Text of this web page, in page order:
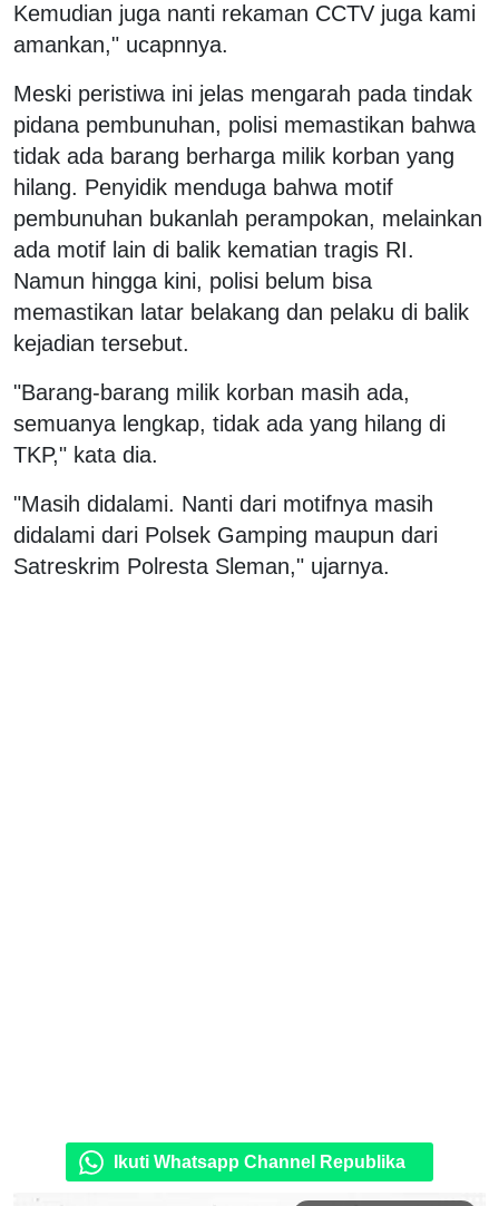
Kemudian juga nanti rekaman CCTV juga kami
amankan," ucapnnya.
Meski peristiwa ini jelas mengarah pada tindak
pidana pembunuhan, polisi memastikan bahwa
tidak ada barang berharga milik korban yang
hilang. Penyidik menduga bahwa motif
pembunuhan bukanlah perampokan, melainkan
ada motif lain di balik kematian tragis RI.
Namun hingga kini, polisi belum bisa
memastikan latar belakang dan pelaku di balik
kejadian tersebut.
"Barang-barang milik korban masih ada,
semuanya lengkap, tidak ada yang hilang di
TKP," kata dia.
"Masih didalami. Nanti dari motifnya masih
didalami dari Polsek Gamping maupun dari
Satreskrim Polresta Sleman," ujarnya.
Ikuti Whatsapp Channel Republika